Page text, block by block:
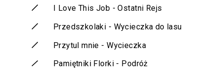
I Love This Job - Ostatni Rejs
Przedszkolaki - Wycieczka do lasu
Przytul mnie - Wycieczka
Pamiętniki Florki - Podróż